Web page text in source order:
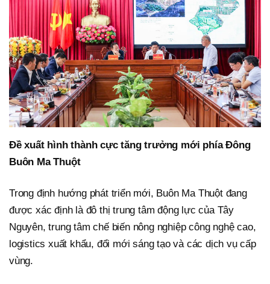
Đề xuất hình thành cực tăng trưởng mới phía Đông
Buôn Ma Thuột
Trong định hướng phát triển mới, Buôn Ma Thuột đang
được xác định là đô thị trung tâm động lực của Tây
Nguyên, trung tâm chế biến nông nghiệp công nghệ cao,
logistics xuất khẩu, đổi mới sáng tạo và các dịch vụ cấp
vùng.